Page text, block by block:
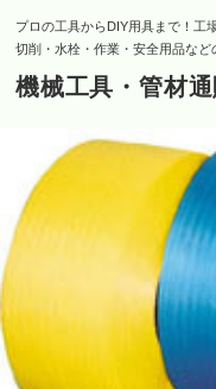
プロの工具からDIY用具まで！工
切削・水栓・作業・安全用品など
機械工具・管材